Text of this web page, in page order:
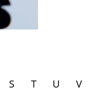
S T U V